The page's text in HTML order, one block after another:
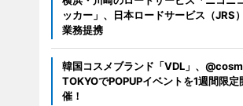
ッカー」、日本ロードサービス（JRS
業務提携
韓国コスメブランド「VDL」、
TOKYOでPOPUPイベントを1週間限定
催！